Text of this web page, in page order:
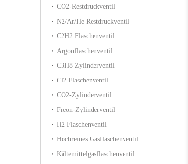
CO2-Restdruckventil
N2/Ar/He Restdruckventil
C2H2 Flaschenventil
Argonflaschenventil
C3H8 Zylinderventil
Cl2 Flaschenventil
CO2-Zylinderventil
Freon-Zylinderventil
H2 Flaschenventil
Hochreines Gasflaschenventil
Kältemittelgasflaschenventil